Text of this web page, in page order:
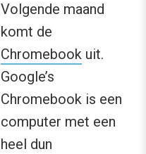
Volgende maand
komt de
Chromebook uit.
Google’s
Chromebook is een
computer met een
heel dun